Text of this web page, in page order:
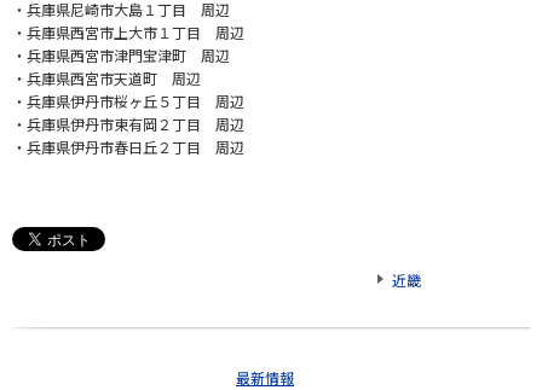
・兵庫県尼崎市大島１丁目 周辺
・兵庫県西宮市上大市１丁目 周辺
・兵庫県西宮市津門宝津町 周辺
・兵庫県西宮市天道町 周辺
・兵庫県伊丹市桜ヶ丘５丁目 周辺
・兵庫県伊丹市東有岡２丁目 周辺
・兵庫県伊丹市春日丘２丁目 周辺
近畿
最新情報